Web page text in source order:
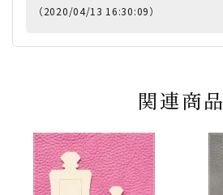
（2020/04/13 16:30:09）
関連商品